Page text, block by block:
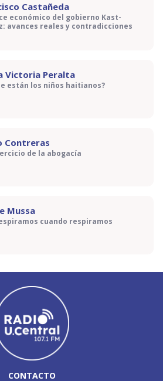
Castañeda
económico del gobierno Kast-
avances reales y contradicciones
Victoria Peralta
están los niños haitianos?
Contreras
de la abogacía
Mussa
cuando respiramos
CONTACTO